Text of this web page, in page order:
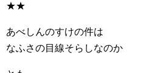
★★
あべしんのすけの件は
なふさの目線そらしなのか